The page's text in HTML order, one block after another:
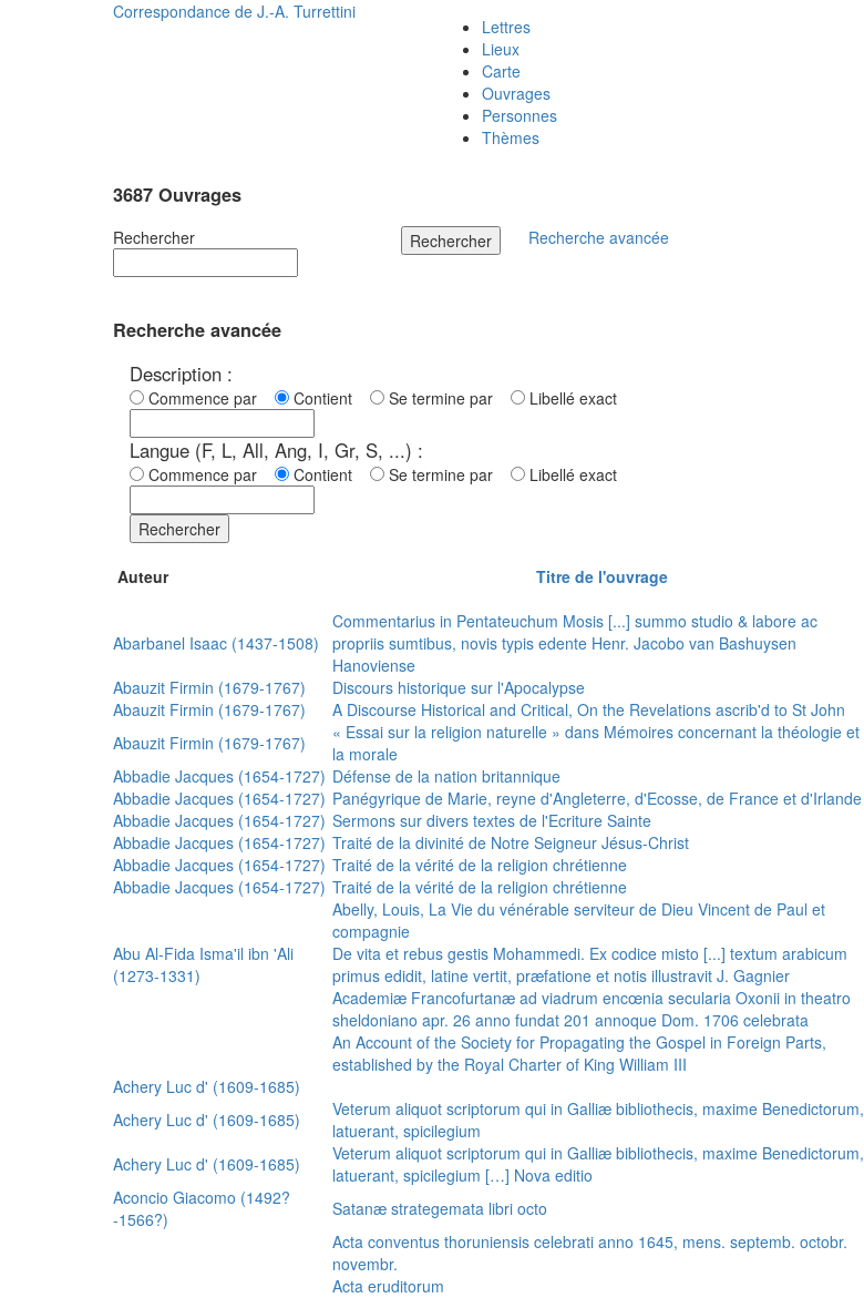
Correspondance de J.-A. Turrettini
Lettres
Lieux
Carte
Ouvrages
Personnes
Thèmes
3687 Ouvrages
Rechercher Rechercher Recherche avancée
Recherche avancée
Description :
Commence par Contient Se termine par Libellé exact
Langue (F, L, All, Ang, I, Gr, S, ...) :
Commence par Contient Se termine par Libellé exact
Rechercher
Auteur Titre de l'ouvrage
Abarbanel Isaac (1437-1508)
Commentarius in Pentateuchum Mosis [...] summo studio & labore ac
propriis sumtibus, novis typis edente Henr. Jacobo van Bashuysen
Hanoviense
Abauzit Firmin (1679-1767)
Discours historique sur l'Apocalypse
Abauzit Firmin (1679-1767)
A Discourse Historical and Critical, On the Revelations ascrib'd to St John
Abauzit Firmin (1679-1767)
« Essai sur la religion naturelle » dans Mémoires concernant la théologie et
la morale
Abbadie Jacques (1654-1727) Défense de la nation britannique
Abbadie Jacques (1654-1727) Panégyrique de Marie, reyne d'Angleterre, d'Ecosse, de France et d'Irlande
Abbadie Jacques (1654-1727) Sermons sur divers textes de l'Ecriture Sainte
Abbadie Jacques (1654-1727) Traité de la divinité de Notre Seigneur Jésus-Christ
Abbadie Jacques (1654-1727) Traité de la vérité de la religion chrétienne
Abbadie Jacques (1654-1727) Traité de la vérité de la religion chrétienne
Abelly, Louis, La Vie du vénérable serviteur de Dieu Vincent de Paul et
compagnie
Abu Al-Fida Isma'il ibn 'Ali
(1273-1331)
De vita et rebus gestis Mohammedi. Ex codice misto [...] textum arabicum
primus edidit, latine vertit, præfatione et notis illustravit J. Gagnier
Academiæ Francofurtanæ ad viadrum encœnia secularia Oxonii in theatro
sheldoniano apr. 26 anno fundat 201 annoque Dom. 1706 celebrata
An Account of the Society for Propagating the Gospel in Foreign Parts,
established by the Royal Charter of King William III
Achery Luc d' (1609-1685)
Achery Luc d' (1609-1685)
Veterum aliquot scriptorum qui in Galliæ bibliothecis, maxime Benedictorum,
latuerant, spicilegium
Achery Luc d' (1609-1685)
Veterum aliquot scriptorum qui in Galliæ bibliothecis, maxime Benedictorum,
latuerant, spicilegium […] Nova editio
Aconcio Giacomo (1492?
-1566?)
Satanæ strategemata libri octo
Acta conventus thoruniensis celebrati anno 1645, mens. septemb. octobr.
novembr.
Acta eruditorum